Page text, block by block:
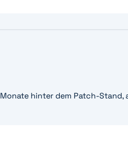
hinter dem Patch-Stand,